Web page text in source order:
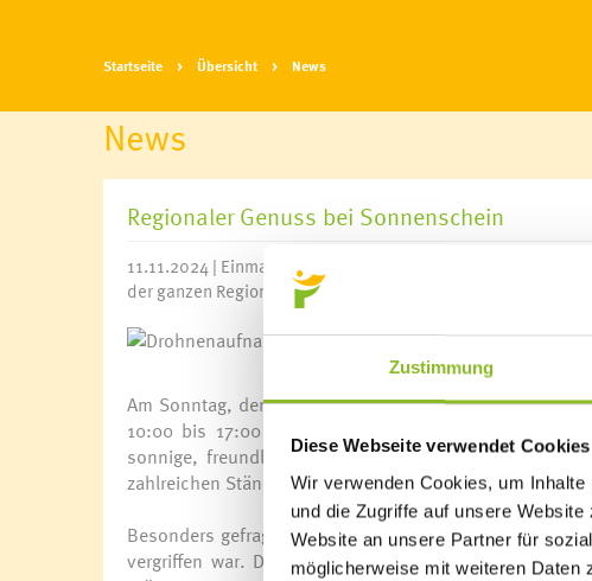
Zustimmung
Diese Webseite verwendet Cookies
Wir verwenden Cookies, um
und die Zugriffe auf unsere
Website an unsere Partner für
möglicherweise mit weiteren Daten
Startseite Übersicht News
News
Regionaler Genuss bei Sonnenschein
11.11.2024 | Einmal mehr war der Frastanzer Herbstmarkt
der ganzen Region.
Am Sonntag, dem 10. November 2024, fand der
10:00 bis 17:00 Uhr konnten die Besucher:innen an
sonnige, freundliche Wärme überging, das bunte
zahlreichen Ständen regionale Köstlichkeiten und ein
Besonders gefragt war die limitierte
vergriffen war. Die Bäckerei Hosp sorgt mit süßen